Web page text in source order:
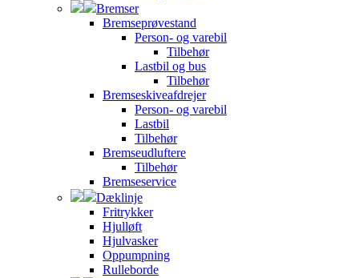
Bremser
Bremseprøvestand
Person- og varebil
Tilbehør
Lastbil og bus
Tilbehør
Bremseskiveafdrejer
Person- og varebil
Lastbil
Tilbehør
Bremseudluftere
Tilbehør
Bremseservice
Dæklinje
Fritrykker
Hjulløft
Hjulvasker
Oppumpning
Rulleborde